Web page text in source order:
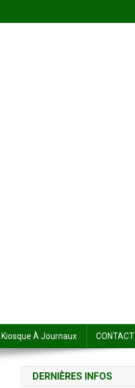
Kiosque À Journaux CONTACT
DERNIÈRES INFOS